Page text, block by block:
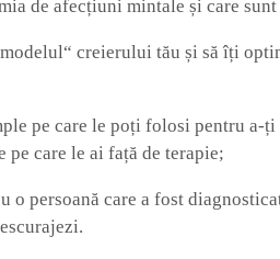
de afecțiuni mintale și care
creierului tău și să îți
pe care le poți folosi pentru a-
pe care le ai față de terapie;
o persoană care a fost